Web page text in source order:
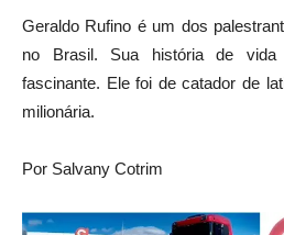
Geraldo Rufino é um dos
no Brasil. Sua história de vida
fascinante. Ele foi de catador de
milionária.
Por Salvany Cotrim